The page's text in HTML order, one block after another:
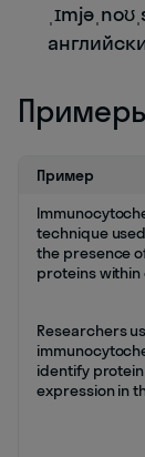
Пример
technique
the presence
proteins within
Researchers
identify protein
expression in